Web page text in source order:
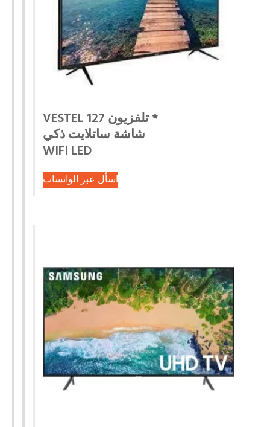
* تلفزيون VESTEL 127
شاشة ساتلايت ذكي
WIFI LED
اسأل عبر الواتساب